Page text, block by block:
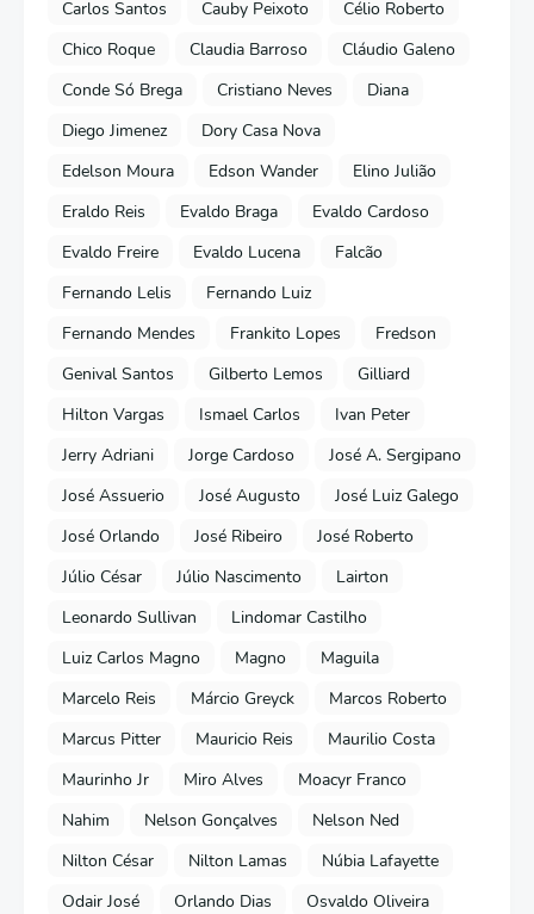
Carlos Santos
Cauby Peixoto
Célio Roberto
Chico Roque
Claudia Barroso
Cláudio Galeno
Conde Só Brega
Cristiano Neves
Diana
Diego Jimenez
Dory Casa Nova
Edelson Moura
Edson Wander
Elino Julião
Eraldo Reis
Evaldo Braga
Evaldo Cardoso
Evaldo Freire
Evaldo Lucena
Falcão
Fernando Lelis
Fernando Luiz
Fernando Mendes
Frankito Lopes
Fredson
Genival Santos
Gilberto Lemos
Gilliard
Hilton Vargas
Ismael Carlos
Ivan Peter
Jerry Adriani
Jorge Cardoso
José A. Sergipano
José Assuerio
José Augusto
José Luiz Galego
José Orlando
José Ribeiro
José Roberto
Júlio César
Júlio Nascimento
Lairton
Leonardo Sullivan
Lindomar Castilho
Luiz Carlos Magno
Magno
Maguila
Marcelo Reis
Márcio Greyck
Marcos Roberto
Marcus Pitter
Mauricio Reis
Maurilio Costa
Maurinho Jr
Miro Alves
Moacyr Franco
Nahim
Nelson Gonçalves
Nelson Ned
Nilton César
Nilton Lamas
Núbia Lafayette
Odair José
Orlando Dias
Osvaldo Oliveira